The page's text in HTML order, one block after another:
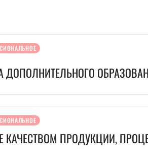
ДОПОЛНИТЕЛЬНОГО
КАЧЕСТВОМ ПРОДУКЦИИ,